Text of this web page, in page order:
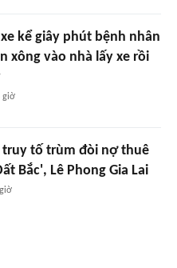
kể giây phút bệnh nhân
xông vào nhà lấy xe rồi
giờ
tố trùm đòi nợ thuê
Bắc', Lê Phong Gia Lai